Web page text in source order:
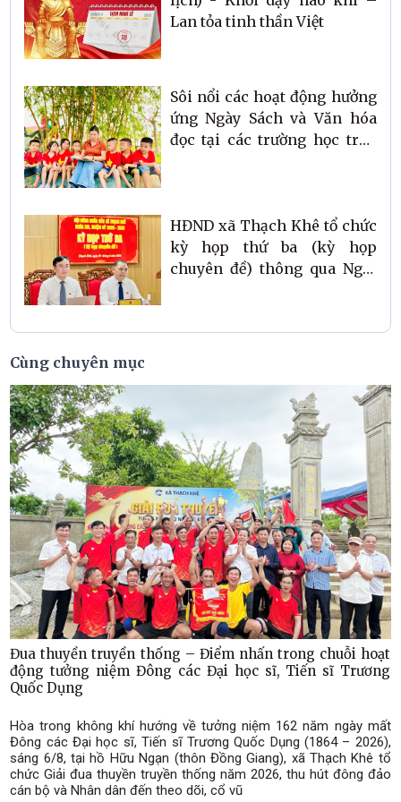
Lan tỏa tinh thần Việt
Sôi nổi các hoạt động hưởng
ứng Ngày Sách và Văn hóa
đọc tại các trường học trên
HĐND xã Thạch Khê tổ chức
kỳ họp thứ ba (kỳ họp
chuyên đề) thông qua Nghị
Cùng chuyên mục
Đua thuyền truyền thống – Điểm nhấn trong chuỗi hoạt
động tưởng niệm Đông các Đại học sĩ, Tiến sĩ Trương
Quốc Dụng
Hòa trong không khí hướng về tưởng niệm 162 năm ngày mất
Đông các Đại học sĩ, Tiến sĩ Trương Quốc Dụng (1864 – 2026),
sáng 6/8, tại hồ Hữu Ngạn (thôn Đồng Giang), xã Thạch Khê tổ
chức Giải đua thuyền truyền thống năm 2026, thu hút đông đảo
cán bộ và Nhân dân đến theo dõi, cổ vũ